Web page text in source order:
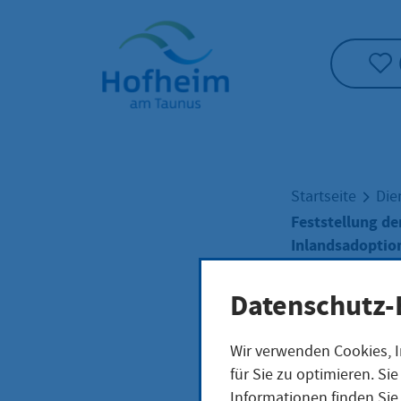
Startseite"
Startseite
Feststellung
Wir verwenden
für Sie zu optimieren.